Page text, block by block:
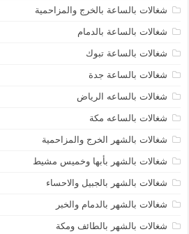
شغالات بالساعة بالخرج والمزاحمية
شغالات بالساعة بالدمام
شغالات بالساعة تبوك
شغالات بالساعة جدة
شغالات بالساعه الرياض
شغالات بالساعه مكة
شغالات بالشهر الخرج والمزاحمية
شغالات بالشهر بأبها وخميس مشيط
شغالات بالشهر بالجبيل والاحساء
شغالات بالشهر بالدمام والخبر
شغالات بالشهر بالطائف ومكة